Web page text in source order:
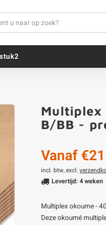
Blauwsteen
Multiplex
B/BB -
Vanaf
incl. btw, excl.
Levertijd: 4 weken
Multiplex okoume -
Deze okoumé